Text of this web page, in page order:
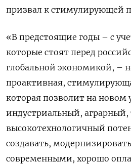
призвал к стимулирующей
«В предстоящие годы – с
которые стоят перед
глобальной экономикой, –
проактивная,
которая позволит на новом
индустриальный,
высокотехнологичный
создавать,
современными, хорошо